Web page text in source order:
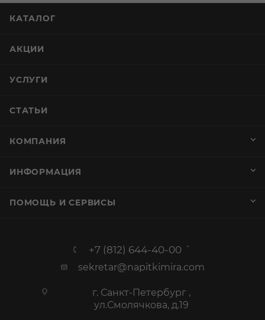
КАТАЛОГ
АКЦИИ
УСЛУГИ
СТАТЬИ
КОМПАНИЯ
ИНФОРМАЦИЯ
ПОМОЩЬ И СЕРВИСЫ
+7 (812) 644-40-00
sekretar@napitkimira.com
г. Санкт-Петербург ,
ул.Смолячкова, д.19